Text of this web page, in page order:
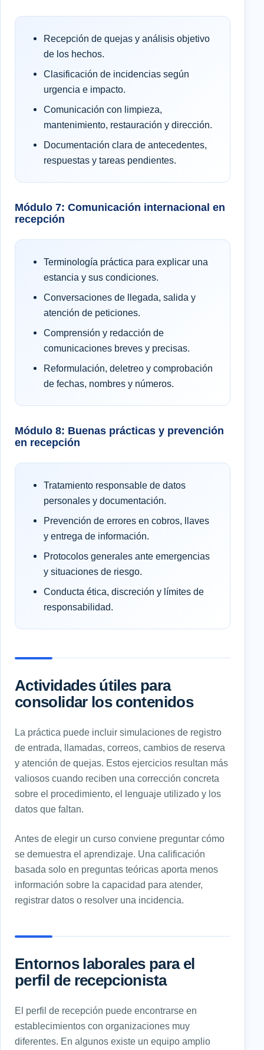
Recepción de quejas y análisis objetivo
de los hechos.
Clasificación de incidencias según
urgencia e impacto.
Comunicación con limpieza,
mantenimiento, restauración y dirección.
Documentación clara de antecedentes,
respuestas y tareas pendientes.
Módulo 7: Comunicación internacional en
recepción
Terminología práctica para explicar una
estancia y sus condiciones.
Conversaciones de llegada, salida y
atención de peticiones.
Comprensión y redacción de
comunicaciones breves y precisas.
Reformulación, deletreo y comprobación
de fechas, nombres y números.
Módulo 8: Buenas prácticas y prevención
en recepción
Tratamiento responsable de datos
personales y documentación.
Prevención de errores en cobros, llaves
y entrega de información.
Protocolos generales ante emergencias
y situaciones de riesgo.
Conducta ética, discreción y límites de
responsabilidad.
Actividades útiles para
consolidar los contenidos
La práctica puede incluir simulaciones de registro
de entrada, llamadas, correos, cambios de reserva
y atención de quejas. Estos ejercicios resultan más
valiosos cuando reciben una corrección concreta
sobre el procedimiento, el lenguaje utilizado y los
datos que faltan.
Antes de elegir un curso conviene preguntar cómo
se demuestra el aprendizaje. Una calificación
basada solo en preguntas teóricas aporta menos
información sobre la capacidad para atender,
registrar datos o resolver una incidencia.
Entornos laborales para el
perfil de recepcionista
El perfil de recepción puede encontrarse en
establecimientos con organizaciones muy
diferentes. En algunos existe un equipo amplio